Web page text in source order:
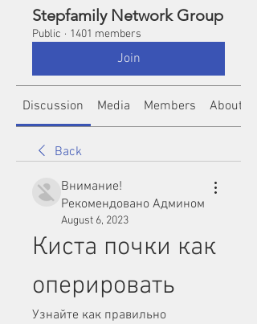
Stepfamily Network Group
Public · 1401 members
Join
Discussion Media Members About
Back
Внимание!
Рекомендовано Админом
August 6, 2023
Киста почки как
оперировать
Узнайте как правильно